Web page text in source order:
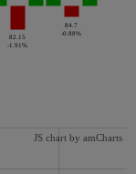
82.15
-1.91%
84.7
-0.88%
JS chart by amCharts